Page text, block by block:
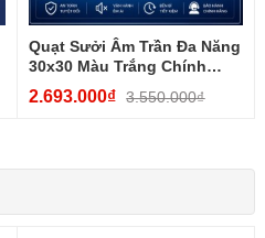
Quạt Sưởi Âm Trần Đa Năng
30x30 Màu Trắng Chính
Hãng, Giá Tốt, 4...
2.693.000₫ 3.550.000₫